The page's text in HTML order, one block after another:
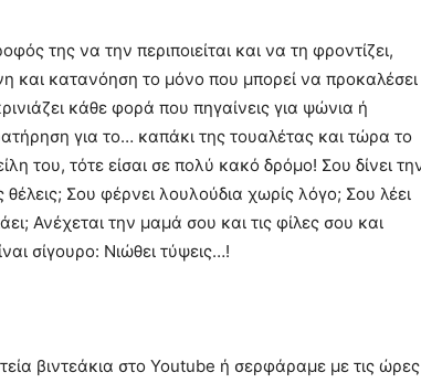
της να την περιποιείται και να τη φροντίζει,
και κατανόηση το μόνο που μπορεί να προκαλέσει
κάθε φορά που πηγαίνεις για ψώνια ή
για το… καπάκι της τουαλέτας και τώρα το
του, τότε είσαι σε πολύ κακό δρόμο! Σου δίνει
θέλεις; Σου φέρνει λουλούδια χωρίς λόγο; Σου λέει
Ανέχεται την μαμά σου και τις φίλες σου και
σίγουρο: Νιώθει τύψεις…!
βιντεάκια στο Youtube ή σερφάραμε με τις ώρες